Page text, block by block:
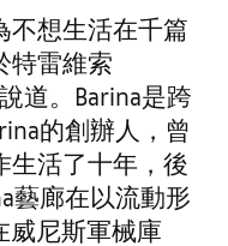
不想生活在千篇
特雷維索
道。Barina是跨
的創辦人，曾
生活了十年，後
藝廊在以流動形
威尼斯軍械庫